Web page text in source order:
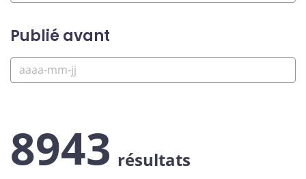
Publié avant
8943 résultats